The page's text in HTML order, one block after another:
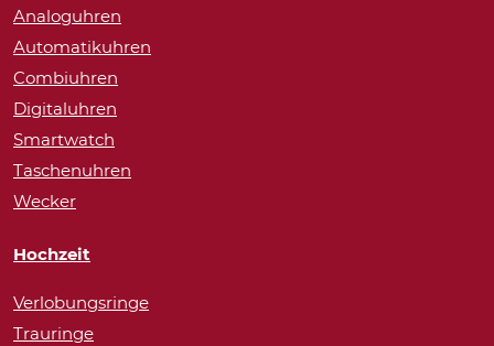
Analoguhren
Automatikuhren
Combiuhren
Digitaluhren
Smartwatch
Taschenuhren
Wecker
Hochzeit
Verlobungsringe
Trauringe